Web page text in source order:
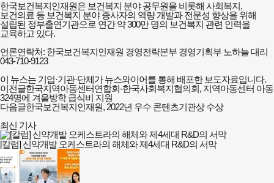
한국보건복지인재원은 보건복지 분야 공무원을 비롯해 사회복지,
보건의료 등 보건복지 분야 종사자의 역량 개발과 전문성 향상을 위해
설립된 정부출연기관으로 연간 약 300만 명의 보건복지 관련 인력을
교육하고 있다.
언론연락처: 한국보건복지인재원 경영전략본부 경영기획부 노하늘 대리
043-710-9123
이 뉴스는 기업·기관·단체가 뉴스와이어를 통해 배포한 보도자료입니다.
이전글한국지역아동센터연합회-한국사회복지협의회, 지역아동센터 아동
324명에 겨울방학 급식비 지원
다음글한국보건복지인재원, 2022년 우수 콘텐츠기관상 수상
최신 기사
[칼럼] 신약개발 오케스트라의 해체와 제4세대 R&D의 서막